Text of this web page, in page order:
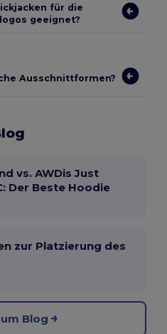
für die
geeignet?
Ausschnittformen?
vs. AWDis Just
Der Beste Hoodie
zur Platzierung des
Blog